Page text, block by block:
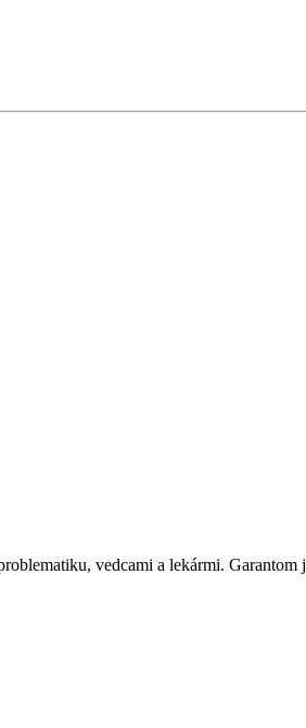
vedcami a lekármi.